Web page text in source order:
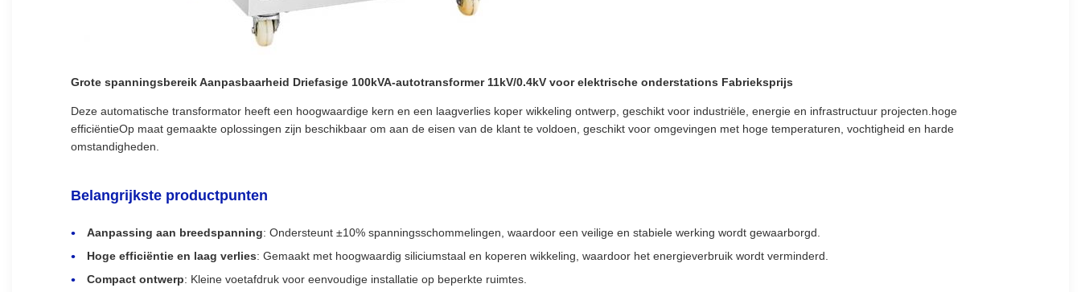
Grote spanningsbereik Aanpasbaarheid Driefasige 100kVA-autotransformer 11kV/0.4kV voor elektrische onderstations Fabrieksprijs
Deze automatische transformator heeft een hoogwaardige kern en een laagverlies koper wikkeling ontwerp, geschikt voor industriële, energie en infrastructuur projecten.hoge
efficiëntieOp maat gemaakte oplossingen zijn beschikbaar om aan de eisen van de klant te voldoen, geschikt voor omgevingen met hoge temperaturen, vochtigheid en harde
omstandigheden.
Belangrijkste productpunten
Aanpassing aan breedspanning: Ondersteunt ±10% spanningsschommelingen, waardoor een veilige en stabiele werking wordt gewaarborgd.
Hoge efficiëntie en laag verlies: Gemaakt met hoogwaardig siliciumstaal en koperen wikkeling, waardoor het energieverbruik wordt verminderd.
Compact ontwerp: Kleine voetafdruk voor eenvoudige installatie op beperkte ruimtes.